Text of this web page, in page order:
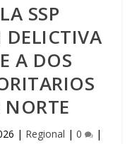
SSP
A DOS
| Regional | 0 |